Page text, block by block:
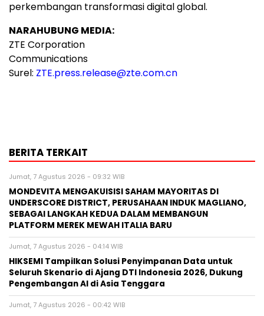
perkembangan transformasi digital global.
NARAHUBUNG MEDIA:
ZTE Corporation
Communications
Surel: ZTE.press.release@zte.com.cn
BERITA TERKAIT
Jumat, 7 Agustus 2026 - 09:32 WIB
MONDEVITA MENGAKUISISI SAHAM MAYORITAS DI
UNDERSCORE DISTRICT, PERUSAHAAN INDUK MAGLIANO,
SEBAGAI LANGKAH KEDUA DALAM MEMBANGUN
PLATFORM MEREK MEWAH ITALIA BARU
Jumat, 7 Agustus 2026 - 04:14 WIB
HIKSEMI Tampilkan Solusi Penyimpanan Data untuk
Seluruh Skenario di Ajang DTI Indonesia 2026, Dukung
Pengembangan AI di Asia Tenggara
Jumat, 7 Agustus 2026 - 00:42 WIB